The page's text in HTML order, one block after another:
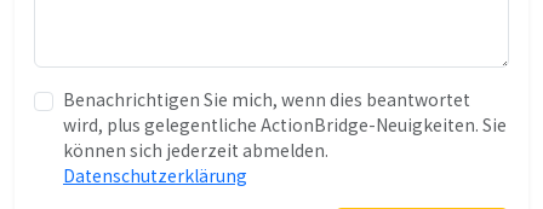
Benachrichtigen Sie mich, wenn dies beantwortet
wird, plus gelegentliche ActionBridge-Neuigkeiten. Sie
können sich jederzeit abmelden.
Datenschutzerklärung